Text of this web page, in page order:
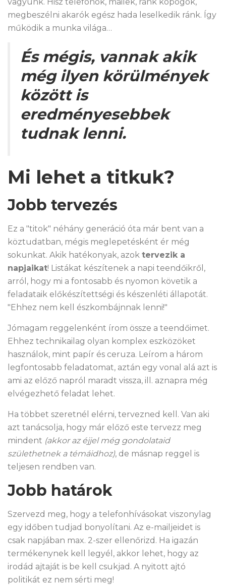
megbeszélni akarók egész hada leselkedik ránk. Így
működik a munka világa…
És mégis, vannak akik
még ilyen körülmények
között is
eredményesebbek
tudnak lenni.
Mi lehet a titkuk?
Jobb tervezés
Ez a "titok" néhány generáció óta már bent van a
köztudatban, mégis meglepetésként ér még
sokunkat. Akik hatékonyak, azok tervezik a
napjaikat! Listákat készítenek a napi teendőikről,
arról, hogy mi a fontosabb és nyomon követik a
feladataik előkészítettségi és készenléti állapotát.
"Ehhez nem kell észkombájnnak lenni!"
Jómagam reggelenként írom össze a teendőimet.
Ehhez technikailag olyan komplex eszközöket
használok, mint papír és ceruza. Leírom a három
legfontosabb feladatomat, aztán egy vonal alá azt is
ami az előző napról maradt vissza, ill. aznapra még
elvégezhető feladat lehet.
Ha többet szeretnél elérni, tervezned kell. Van aki
azt tanácsolja, hogy már előző este tervezz meg
mindent (akkor az éjjel még gondolataid
születhetnek a témáidhoz), de másnap reggel is
teljesen rendben van.
Jobb határok
Szervezd meg, hogy a telefonhívásokat viszonylag
egy időben tudjad bonyolítani. Az e-mailjeidet is
csak napjában max. 2-szer ellenőrizd. Ha igazán
termékenynek kell legyél, akkor lehet, hogy az
irodád ajtaját is be kell csukjad. A nyitott ajtó
politikát ez nem sérti meg!